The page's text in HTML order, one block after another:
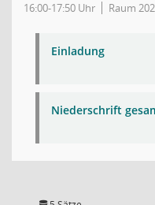
16:00-17:50 Uhr Raum
Einladung
Niederschrift